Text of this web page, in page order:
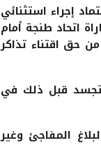
إجراء استثنائي
اتحاد طنجة أمام
حق اقتناء تذاكر
يتجسد قبل ذلك في
المفاجئ وغير